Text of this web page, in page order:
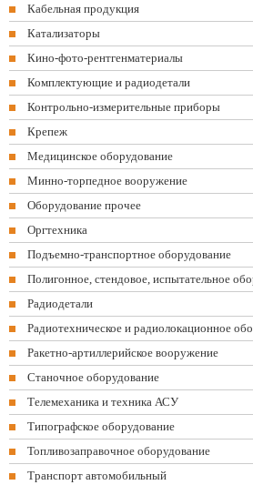
Кабельная продукция
Катализаторы
Кино-фото-рентгенматериалы
Комплектующие и радиодетали
Контрольно-измерительные приборы
Крепеж
Медицинское оборудование
Минно-торпедное вооружение
Оборудование прочее
Оргтехника
Подъемно-транспортное оборудование
Полигонное, стендовое, испытательное
Радиодетали
Радиотехническое и радиолокационное
Ракетно-артиллерийское вооружение
Станочное оборудование
Телемеханика и техника АСУ
Типографское оборудование
Топливозаправочное оборудование
Транспорт автомобильный